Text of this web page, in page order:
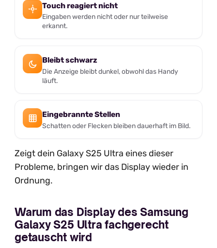
Touch reagiert nicht
Eingaben werden nicht oder nur teilweise
erkannt.
Bleibt schwarz
Die Anzeige bleibt dunkel, obwohl das Handy
läuft.
Eingebrannte Stellen
Schatten oder Flecken bleiben dauerhaft im Bild.
Zeigt dein Galaxy S25 Ultra eines dieser
Probleme, bringen wir das Display wieder in
Ordnung.
Warum das Display des Samsung
Galaxy S25 Ultra fachgerecht
getauscht wird